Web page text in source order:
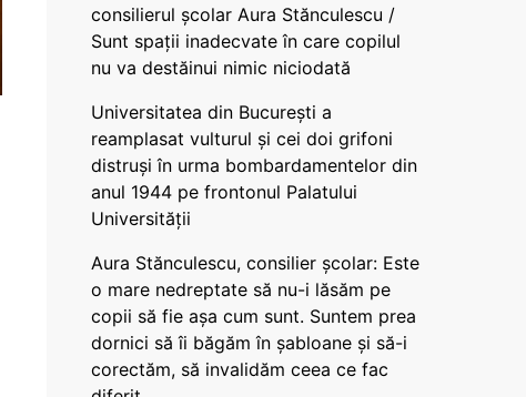
consilierul școlar Aura Stănculescu /
Sunt spații inadecvate în care copilul
nu va destăinui nimic niciodată
Universitatea din București a
reamplasat vulturul și cei doi grifoni
distruși în urma bombardamentelor din
anul 1944 pe frontonul Palatului
Universității
Aura Stănculescu, consilier școlar: Este
o mare nedreptate să nu-i lăsăm pe
copii să fie așa cum sunt. Suntem prea
dornici să îi băgăm în șabloane și să-i
corectăm, să invalidăm ceea ce fac